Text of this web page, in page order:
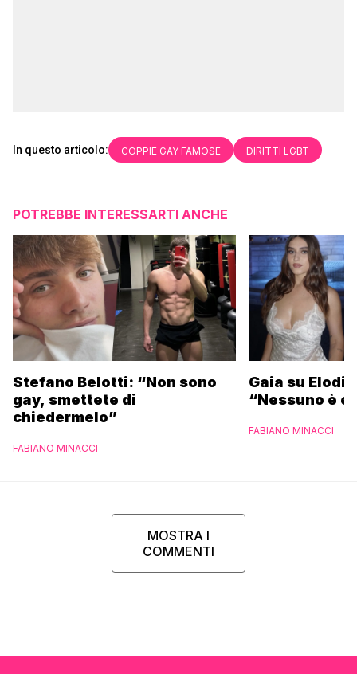
In questo articolo: COPPIE GAY FAMOSE DIRITTI LGBT
POTREBBE INTERESSARTI ANCHE
Stefano Belotti: “Non sono
gay, smettete di
chiedermelo”
FABIANO MINACCI
Gaia su
“Nessuno è
FABIANO MINACCI
MOSTRA I
COMMENTI